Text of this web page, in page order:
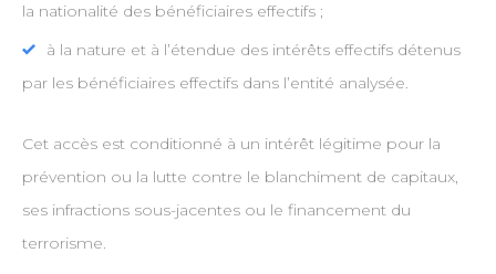
la nationalité des bénéficiaires effectifs ;
à la nature et à l’étendue des intérêts effectifs détenus
par les bénéficiaires effectifs dans l’entité analysée.
Cet accès est conditionné à un intérêt légitime pour la
prévention ou la lutte contre le blanchiment de capitaux,
ses infractions sous-jacentes ou le financement du
terrorisme.